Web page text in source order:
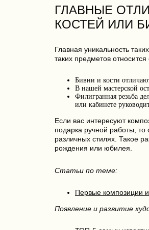
ГЛАВНЫЕ
КОСТЕЙ ИЛИ
Главная уникальность
таких предметов
Бивни и кости
В нашей мастерской
Филигранная резьба
или кабинете
Если вас интересуют
подарка ручной работы,
различных стилях. Такое
рождения или юбилея.
Статьи по теме:
Первые композиции
Появление и развитие